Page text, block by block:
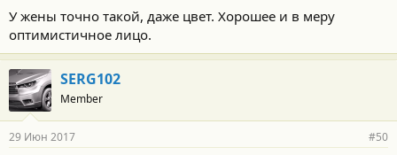
У жены точно такой, даже цвет. Хорошее и в меру
оптимистичное лицо.
SERG102
Member
29 Июн 2017 #50